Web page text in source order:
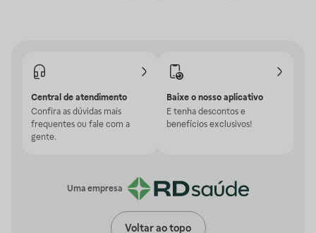
Central de atendimento
Confira as dúvidas mais
frequentes ou fale com a
gente.
Baixe o nosso aplicativo
E tenha descontos e
benefícios exclusivos!
Uma empresa
Voltar ao topo